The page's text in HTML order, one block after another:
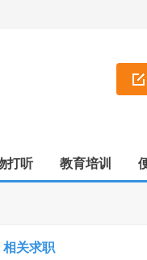
打听 教育培训
相关求职